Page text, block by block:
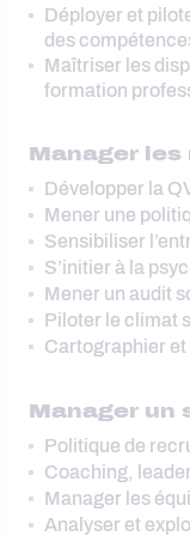
Déployer et
des
Maîtriser les
formation
Manager
Développer la
Mener une
Sensibiliser
S’initier à la
Mener un audit
Piloter le climat
Cartographier
Manager un
Politique de
Coaching,
Manager les
Analyser et